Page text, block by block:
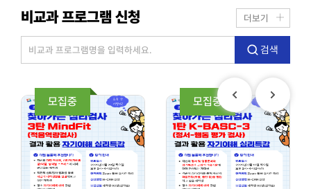
비교과 프로그램 신청
검색
더보기
모집중 모집중